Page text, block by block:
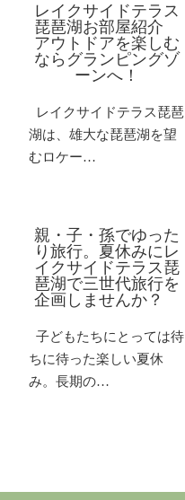
レイクサイドテラス
琵琶湖お部屋紹介
アウトドアを楽しむ
ならグランピングゾ
ーンへ！
レイクサイドテラス琵琶
湖は、雄大な琵琶湖を望
むロケー…
親・子・孫でゆった
り旅行。夏休みにレ
イクサイドテラス琵
琶湖で三世代旅行を
企画しませんか？
子どもたちにとっては待
ちに待った楽しい夏休
み。長期の…